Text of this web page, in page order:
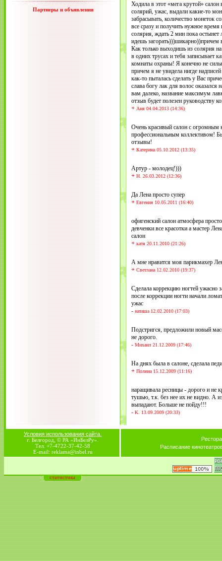
Партнеры и объявления
Ходила в этот «мега крутой»
солярий, ужас, выдали какие-то
забрасывать, количество монеток
все сразу и получить нужное
солярия, ждать 2 мин пока
идешь загорать)))шикарно))причем
Как только выходишь из солярия
в одних трусах и тебя записывает
комнаты охраны! Я конечно не
причем я не увидела нигде
как-то пыталась сделать у Вас
слава богу лак для волос
вам далеко, название максимум
отзыв будет полезен руководству
+ Аня 04.04.2013 (14:36)
Очень красивый салон с огромным
профессиональным коллективом!
отзывы!
+ Катерина 05.10.2012 (13:35)
Артур - молодец!)))
+ Н. 26.03.2012 (12:36)
Да Лена просто супер
+ Евгения 10.05.2011 (16:40)
офигенский салон атмосфера
девченки все красотки а мастер
салон
+ катя 20.11.2010 (21:26)
А мне нравится моя парикмахер
+ Светлана 12.02.2010 (19:37)
Сделала коррекцию ногтей ужасно
после коррекции ногти начали
ужас
- наташа 12.02.2010 (17:03)
Подстригся, предложили новый
не дорого.
- Михаил 21.12.2009 (17:46)
На днях была в салоне, сделала
+ Полина 15.12.2009 (11:16)
наращивала ресницы - дорого и не
тушью, т.к. без нее их не видно. А
выпадают. Больше не пойду!!!
- К. 13.09.2009 (20:33)
Условия использования сайта.
г. Белгород, © РА «ИнБелРу».
Тел. +7-4722-37-42-58
E-mail: reklama@inbel.ru
Расписание
статистика